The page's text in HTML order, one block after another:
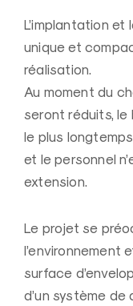
L’implantation et
unique et
réalisation.
Au moment du
seront réduits,
le plus
et le personnel
extension.
Le projet se
l’environnement
surface
d’un système de